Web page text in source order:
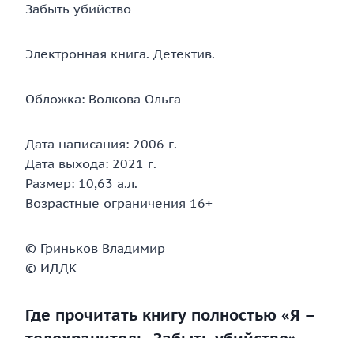
Забыть убийство
Электронная книга. Детектив.
Обложка: Волкова Ольга
Дата написания: 2006 г.
Дата выхода: 2021 г.
Размер: 10,63 а.л.
Возрастные ограничения 16+
© Гриньков Владимир
© ИДДК
Где прочитать книгу полностью «Я –